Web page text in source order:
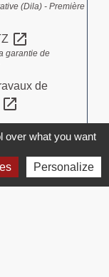
(Dila) - Première
open_in_new
garantie de
de
open_in_new
(Dila) - Première
over what you want
Personalize